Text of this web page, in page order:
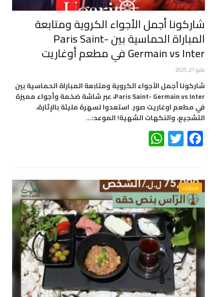
شاركونا أجمل الأجواء الكروية ومتابعة
المباراة الحماسية بين Paris Saint-
Germain vs Inter في مطعم أوغاريت
مايو 27, 2025
شاركونا أجمل الأجواء الكروية ومتابعة المباراة الحماسية بين
Paris Saint- Germain vs Inter، عبر شاشة ضخمة وأجواء مميزة
في مطعم اوغاريت صور. استعدوا لسهرة مليئة بالإثارة،
التشجيع، والنكهات الشهية! الموعد:…
Facebook
Twitter
محليات